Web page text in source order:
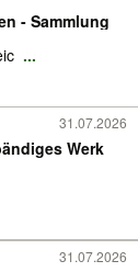
- Sammlung
...
31.07.2026
Werk
31.07.2026